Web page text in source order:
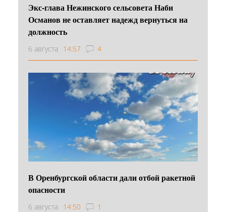
Экс-глава Нежинского сельсовета Наби
Османов не оставляет надежд вернуться на
должность
6 августа 14:57 4
В Оренбургской области дали отбой ракетной
опасности
6 августа 14:50 1